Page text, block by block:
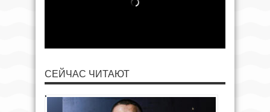
СЕЙЧАС ЧИТАЮТ